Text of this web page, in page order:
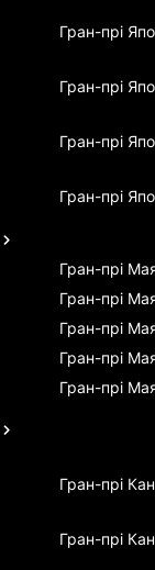
Гран-прі
Гран-прі
Гран-прі
Гран-прі
Гран-прі
Гран-прі
Гран-прі
Гран-прі
Гран-прі
Гран-прі
Гран-прі